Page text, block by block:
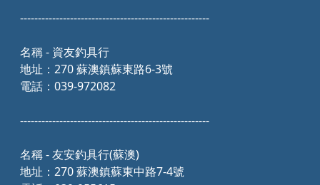
-----------------------------------------------------
名稱 - 資友釣具行
地址：270 蘇澳鎮蘇東路6-3號
電話：039-972082
-----------------------------------------------------
名稱 - 友安釣具行(蘇澳)
地址：270 蘇澳鎮蘇東中路7-4號